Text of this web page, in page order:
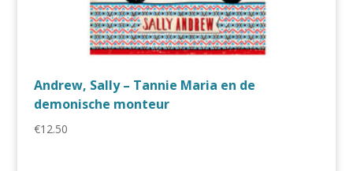
Andrew, Sally – Tannie Maria en de
demonische monteur
€12.50